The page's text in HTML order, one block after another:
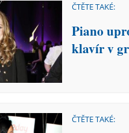
ČTĚTE TAKÉ:
Piano
klavír v
ČTĚTE TAKÉ: